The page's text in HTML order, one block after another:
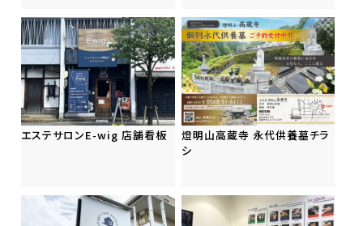
エステサロンE-wig 店舗看板
燈明山高蔵寺 永代供養墓チラ
シ